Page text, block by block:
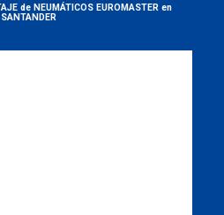
de NEUMÁTICOS EUROMASTER en
SANTANDER